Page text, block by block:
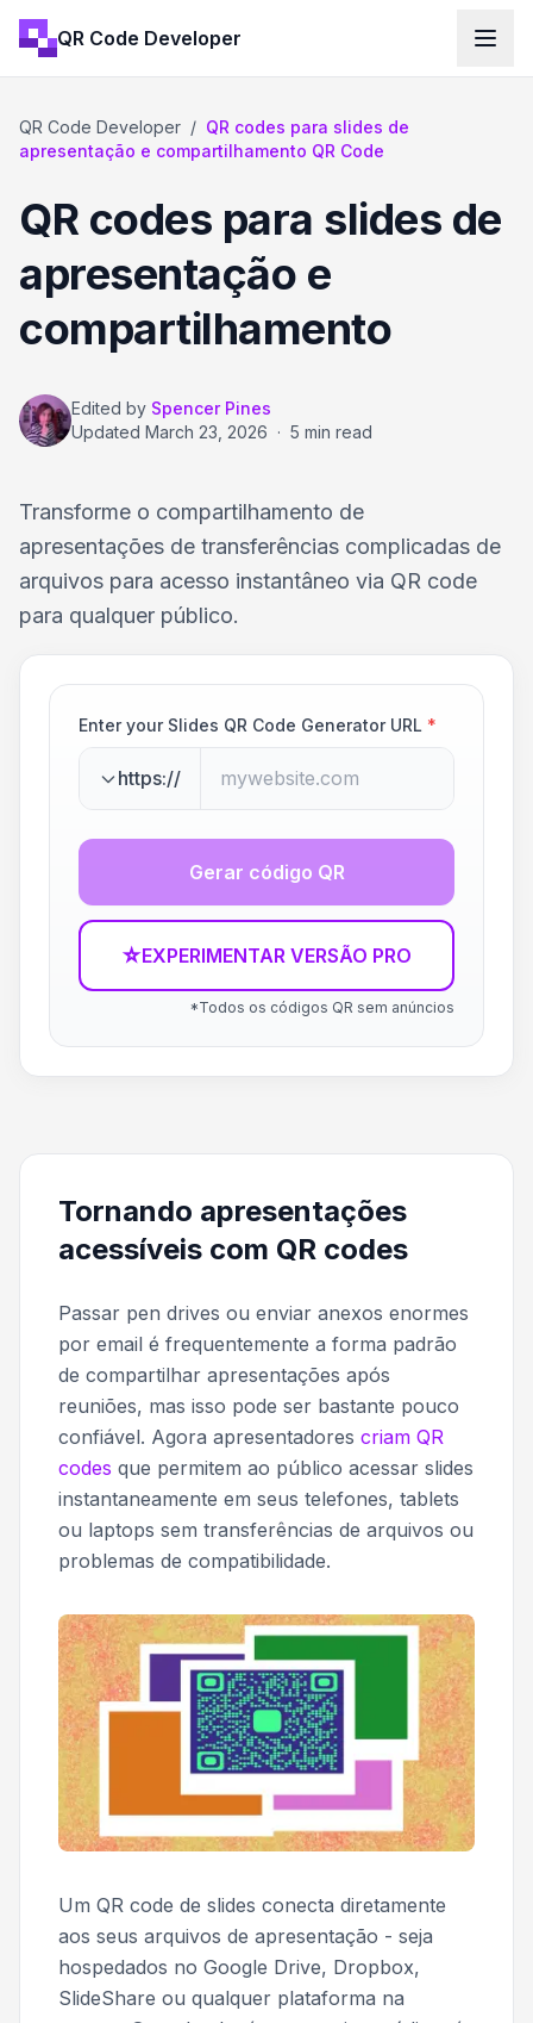
QR Code Developer
QR Code Developer / QR codes para slides de
apresentação e compartilhamento QR Code
QR codes para slides de
apresentação e
compartilhamento
Edited by Spencer Pines
Updated March 23, 2026 · 5 min read
Transforme o compartilhamento de
apresentações de transferências complicadas de
arquivos para acesso instantâneo via QR code
para qualquer público.
Enter your Slides QR Code Generator URL *
https://
Gerar código QR
☆EXPERIMENTAR VERSÃO PRO
*Todos os códigos QR sem anúncios
Tornando apresentações
acessíveis com QR codes
Passar pen drives ou enviar anexos enormes
por email é frequentemente a forma padrão
de compartilhar apresentações após
reuniões, mas isso pode ser bastante pouco
confiável. Agora apresentadores criam QR
codes que permitem ao público acessar slides
instantaneamente em seus telefones, tablets
ou laptops sem transferências de arquivos ou
problemas de compatibilidade.
Um QR code de slides conecta diretamente
aos seus arquivos de apresentação - seja
hospedados no Google Drive, Dropbox,
SlideShare ou qualquer plataforma na